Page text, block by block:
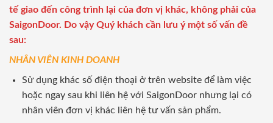
tế giao đến công trình lại của đơn vị khác, không phải của
SaigonDoor. Do vậy Quý khách cần lưu ý một số vấn đề
sau:
NHÂN VIÊN KINH DOANH
Sử dụng khác số điện thoại ở trên website để làm việc
hoặc ngay sau khi liên hệ với SaigonDoor nhưng lại có
nhân viên đơn vị khác liên hệ tư vấn sản phẩm.